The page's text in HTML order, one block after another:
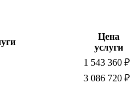
Цена
услуги
1 543 360 ₽
3 086 720 ₽